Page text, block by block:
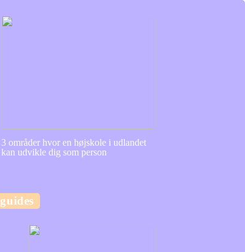
3 områder hvor en højskole i udlandet
kan udvikle dig som person
guides